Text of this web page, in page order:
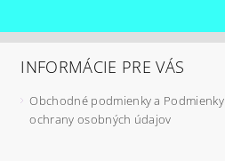
INFORMÁCIE PRE VÁS
Obchodné podmienky a Podmienky
ochrany osobných údajov